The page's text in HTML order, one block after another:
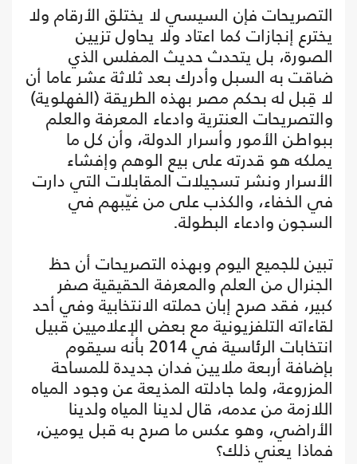
التصريحات فإن السيسي لا يختلق الأرقام ولا
يخترع إنجازات كما اعتاد ولا يحاول تزيين
الصورة، بل يتحدث حديث المفلس الذي
ضاقت به السبل وأدرك بعد ثلاثة عشر عاما أن
لا قِبل له بحكم مصر بهذه الطريقة (الفهلوية)
والتصريحات العنترية وادعاء المعرفة والعلم
ببواطن الأمور وأسرار الدولة، وأن كل ما
يملكه هو قدرته على بيع الوهم وإفشاء
الأسرار ونشر تسجيلات المقابلات التي دارت
في الخفاء، والكذب على من غيّبهم في
السجون وادعاء البطولة.
تبين للجميع اليوم وبهذه التصريحات أن حظ
الجنرال من العلم والمعرفة الحقيقية صفر
كبير، فقد صرح إبان حملته الانتخابية وفي أحد
لقاءاته التلفزيونية مع بعض الإعلاميين قبيل
انتخابات الرئاسية في 2014 بأنه سيقوم
بإضافة أربعة ملايين فدان جديدة للمساحة
المزروعة، ولما جادلته المذيعة عن وجود المياه
اللازمة من عدمه، قال لدينا المياه ولدينا
الأراضي، وهو عكس ما صرح به قبل يومين،
فماذا يعني ذلك؟